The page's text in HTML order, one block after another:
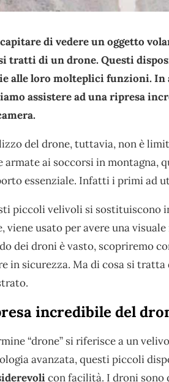
di vedere un oggetto
tratti di un drone. Questi
alle loro molteplici funzioni.
assistere ad una ripresa
del drone, tuttavia, non è
armate ai soccorsi in montagna,
essenziale. Infatti i primi ad
piccoli velivoli si sostituiscono
viene usato per avere una visuale
dei droni è vasto, scopriremo
in sicurezza. Ma di cosa si
incredibile del
“drone” si riferisce a un
avanzata, questi piccoli
con facilità. I droni sono